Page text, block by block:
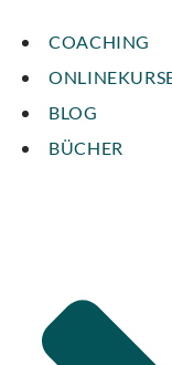
COACHING
BLOG
BÜCHER